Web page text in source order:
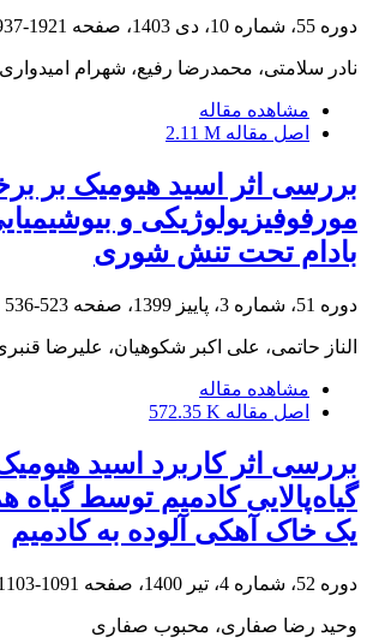
دوره 55، شماره 10، دی 1403، صفحه 1921-1937
نادر سلامتی، محمدرضا رفیع، شهرام امیدواری
مشاهده مقاله
اصل مقاله 2.11 M
بررسی اثر اسید هیومیک بر
مورفوفیزیولوژیکی و
بادام تحت ‏تنش شوری
دوره 51، شماره 3، پاییز 1399، صفحه 523-536
الناز حاتمی، علی اکبر شکوهیان، علیرضا
مشاهده مقاله
اصل مقاله 572.35 K
بررسی اثر کاربرد اسید
گیاه‌پالایی کادمیم توسط گیاه
یک خاک‌ آهکی آلوده به کادمیم
دوره 52، شماره 4، تیر 1400، صفحه 1091-1103
وحید رضا صفاری، محبوب صفاری